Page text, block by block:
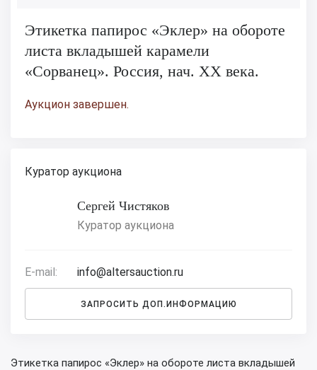
Этикетка папирос «Эклер» на обороте
листа вкладышей карамели
«Сорванец». Россия, нач. XX века.
Аукцион завершен.
Куратор аукциона
Сергей Чистяков
Куратор аукциона
E-mail: info@altersauction.ru
ЗАПРОСИТЬ ДОП.ИНФОРМАЦИЮ
Этикетка папирос «Эклер» на обороте листа вкладышей